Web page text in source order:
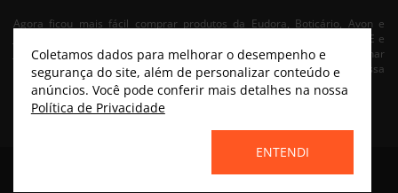
Agora ficou mais fácil comprar produtos da Eudora, Boticário, Avon e
Jequiti nas cidades de Recife/PE, Olinda/PE, Paulista/PE, Abreu e Lima/PE e
Jaboatão/PE. A nossa loja virtual possibilita ao usuário navegar, selecionar
e fazer pedido de Delivery no conforto da sua residência. Consulte nossa
condições de entrega.
Coletamos dados para melhorar o desempenho e
segurança do site, além de personalizar conteúdo e
anúncios. Você pode conferir mais detalhes na nossa
Política de Privacidade
ENTENDI